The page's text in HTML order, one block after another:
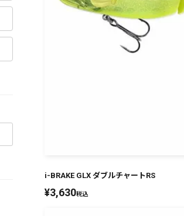
i-BRAKE GLX ダブルチャートRS
¥3,630税込